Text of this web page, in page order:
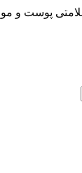
پوست و موی